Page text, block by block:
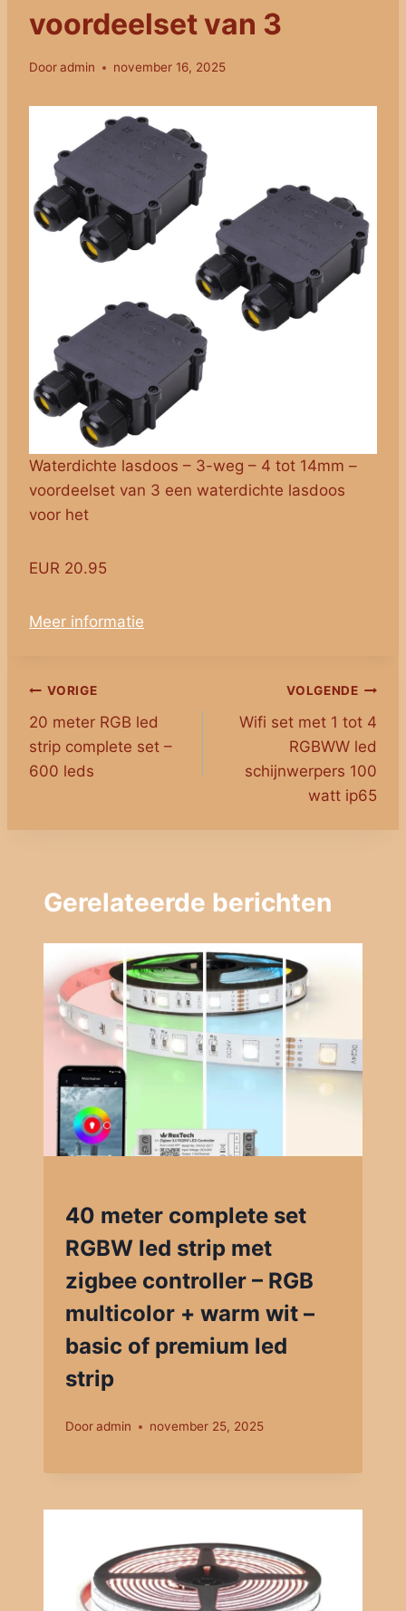
voordeelset van 3
Dooradmin november 16, 2025
Waterdichte lasdoos – 3-weg – 4 tot 14mm –
voordeelset van 3 een waterdichte lasdoos
voor het
EUR 20.95
Meer informatie
Bericht
navigatie
VORIGE
20 meter RGB led
strip complete set –
600 leds
VOLGENDE
Wifi set met 1 tot 4
RGBWW led
schijnwerpers 100
watt ip65
Gerelateerde berichten
40 meter complete set
RGBW led strip met
zigbee controller – RGB
multicolor + warm wit –
basic of premium led
strip
Dooradmin november 25, 2025